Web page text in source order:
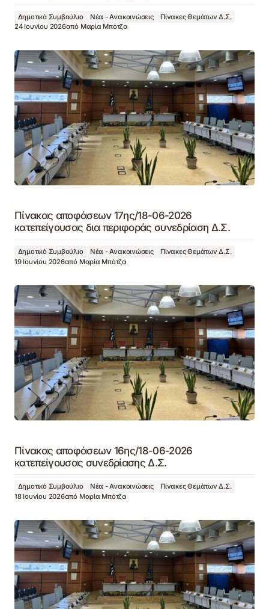
Δημοτικό Συμβούλιο Νέα - Ανακοινώσεις
Πίνακες Θεμάτων Δ.Σ.
24 Ιουνίου 2026από Μαρία Μπότζα
Πίνακας αποφάσεων 17ης/18-06-2026
κατεπείγουσας δια περιφοράς συνεδρίαση Δ.Σ.
Δημοτικό Συμβούλιο Νέα - Ανακοινώσεις
Πίνακες Θεμάτων Δ.Σ.
19 Ιουνίου 2026από Μαρία Μπότζα
Πίνακας αποφάσεων 16ης/18-06-2026
κατεπείγουσας συνεδρίασης Δ.Σ.
Δημοτικό Συμβούλιο Νέα - Ανακοινώσεις
Πίνακες Θεμάτων Δ.Σ.
18 Ιουνίου 2026από Μαρία Μπότζα